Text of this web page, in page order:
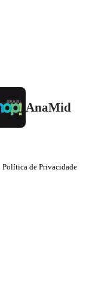
AnaMid
Política de Privacidade